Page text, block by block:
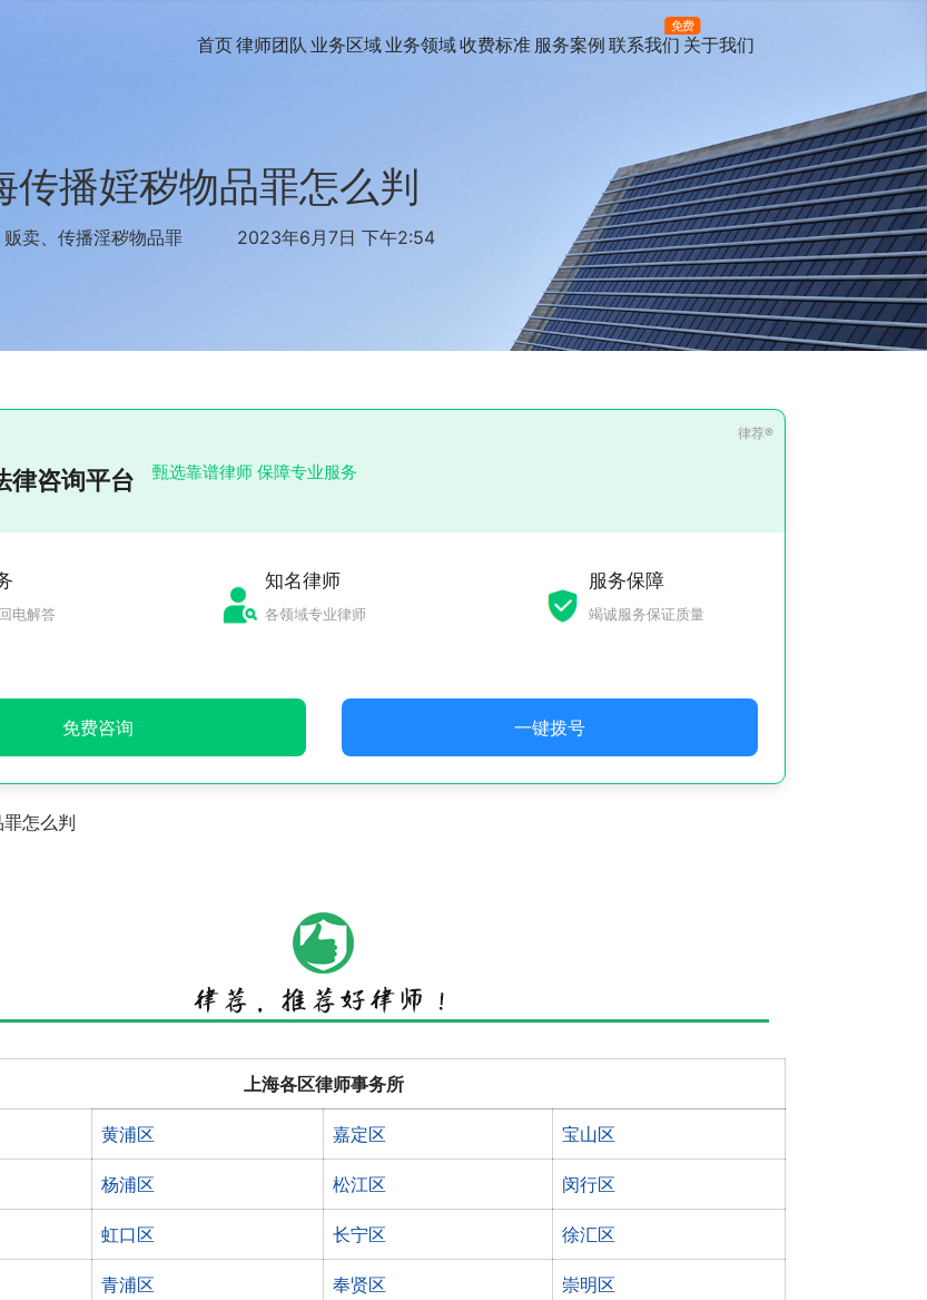
首页律师团队 业务区域 业务领域收费标准 服务案例 联系我们
免费
关于我们
传播婬秽物品罪怎么判
卖、传播淫秽物品罪 2023年6月7日 下午2:54
律咨询平台 甄选靠谱律师 保障专业服务
电解答
知名律师
各领域专业律师
服务保障
竭诚服务保证质量
免费咨询 一键拨号
怎么判
上海各区律师事务所
黄浦区 嘉定区 宝山区
杨浦区 松江区 闵行区
虹口区 长宁区 徐汇区
青浦区 奉贤区 崇明区